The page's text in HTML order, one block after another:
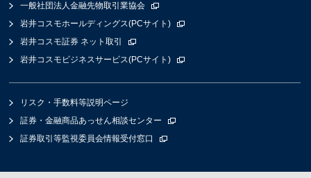
一般社団法人金融先物取引業協会
岩井コスモホールディングス(PCサイト)
岩井コスモ証券 ネット取引
岩井コスモビジネスサービス(PCサイト)
リスク・手数料等説明ページ
証券・金融商品あっせん相談センター
証券取引等監視委員会情報受付窓口